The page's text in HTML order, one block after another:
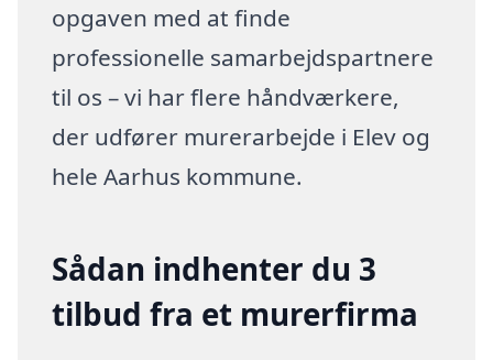
opgaven med at finde
professionelle samarbejdspartnere
til os – vi har flere håndværkere,
der udfører murerarbejde i Elev og
hele Aarhus kommune.
Sådan indhenter du 3
tilbud fra et murerfirma